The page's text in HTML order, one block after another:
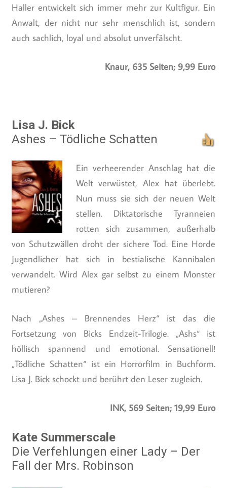
Haller entwickelt sich immer mehr zur Kultfigur. Ein
Anwalt, der nicht nur sehr menschlich ist, sondern
auch sachlich, loyal und absolut unverfälscht.
Knaur, 635 Seiten; 9,99 Euro
Lisa J. Bick
Ashes – Tödliche Schatten
Ein verheerender Anschlag hat die
Welt verwüstet, Alex hat überlebt.
Nun muss sie sich der neuen Welt
stellen. Diktatorische Tyranneien
rotten sich zusammen, außerhalb
von Schutzwällen droht der sichere Tod. Eine Horde
Jugendlicher hat sich in bestialische Kannibalen
verwandelt. Wird Alex gar selbst zu einem Monster
mutieren?
Nach „Ashes – Brennendes Herz“ ist das die
Fortsetzung von Bicks Endzeit-Trilogie. „Ashs“ ist
höllisch spannend und emotional. Sensationell!
„Tödliche Schatten“ ist ein Horrorfilm in Buchform.
Lisa J. Bick schockt und berührt den Leser zugleich.
INK, 569 Seiten; 19,99 Euro
Kate Summerscale
Die Verfehlungen einer Lady – Der
Fall der Mrs. Robinson